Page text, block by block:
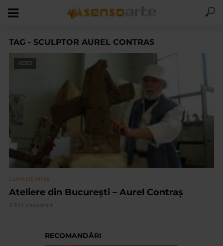
TAG - SCULPTOR AUREL CONTRAS
VIDEO
CLIPA DE ARTA
Ateliere din București – Aurel Contraș
3.941 vizualizari
RECOMANDĂRI